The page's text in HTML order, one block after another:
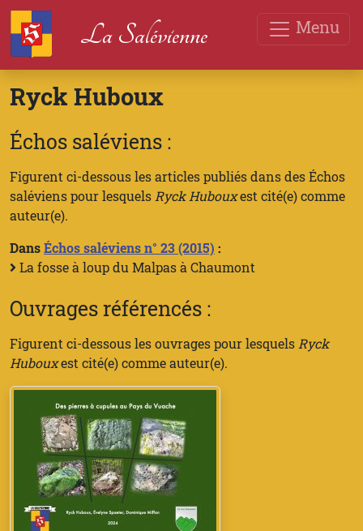
Menu
La Salévienne
Ryck Huboux
Échos saléviens :
Figurent ci-dessous les articles publiés dans des Échos
saléviens pour lesquels Ryck Hubouxest cité(e) comme
auteur(e).
DansÉchos saléviens n° 23 (2015) :
La fosse à loup du Malpas à Chaumont
Ouvrages référencés :
Figurent ci-dessous les ouvrages pour lesquels Ryck
Hubouxest cité(e) comme auteur(e).